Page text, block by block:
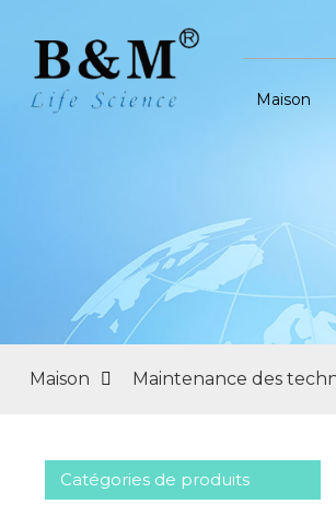
Maison
Maison Maintenance des
Catégories de produits